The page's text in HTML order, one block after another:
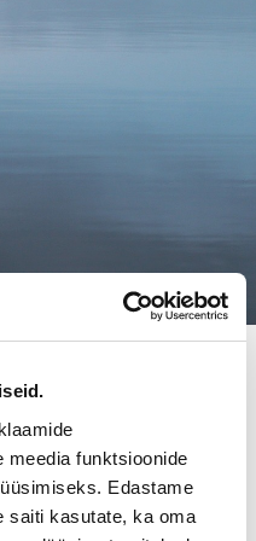
funktsioonide
Edastame
saiti kasutate, ka oma
SIIRTYI
joka sijaitsee